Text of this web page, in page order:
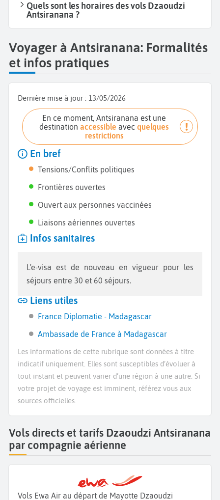
Quels sont les horaires des vols Dzaoudzi
Antsiranana ?
Voyager à Antsiranana: Formalités
et infos pratiques
Dernière mise à jour : 13/05/2026
En ce moment, Antsiranana est une
destinationaccessible avecquelques
restrictions
En bref
Tensions/Conflits politiques
Frontières ouvertes
Ouvert aux personnes vaccinées
Liaisons aériennes ouvertes
Infos sanitaires
L'e-visa est de nouveau en vigueur pour les
séjours entre 30 et 60 séjours.
Liens utiles
France Diplomatie - Madagascar
Ambassade de France à Madagascar
Les informations de cette rubrique sont données à titre
indicatif uniquement. Elles sont susceptibles d’évoluer à
tout instant et peuvent varier d’une région à une autre. Si
votre projet de voyage est imminent, référez vous aux
sources officielles.
Vols directs et tarifs Dzaoudzi Antsiranana
par compagnie aérienne
Vols Ewa Air au départ de Mayotte Dzaoudzi